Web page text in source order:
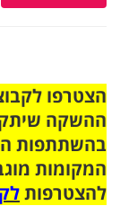
ההשקה
בהשתתפות
המקומות
להצטרפות